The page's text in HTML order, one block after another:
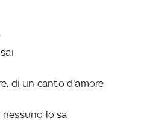
di un canto d'amore
lo sa